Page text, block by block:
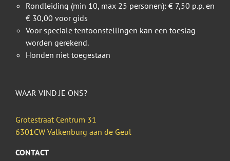
Rondleiding (min 10, max 25 personen): € 7,50 p.p. en
€ 30,00 voor gids
Voor speciale tentoonstellingen kan een toeslag
worden gerekend.
Honden niet toegestaan
WAAR VIND JE ONS?
Grotestraat Centrum 31
6301CW Valkenburg aan de Geul
CONTACT